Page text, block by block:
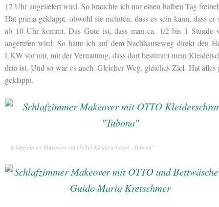
12 Uhr angeliefert wird. So brauchte ich nur einen halben Tag
Hat prima geklappt, obwohl sie meinten, dass es sein kann, dass er
ab 10 Uhr kommt. Das Gute ist, dass man ca. 1/2 bis 1 Stunde
angerufen wird. So hatte ich auf dem Nachhauseweg direkt den
LKW vor mir, mit der Vermutung, dass dort bestimmt mein
drin ist. Und so war es auch. Gleicher Weg, gleiches Ziel. Hat alles
geklappt.
Schlafzimmer Makeover mit OTTO Kleiderschrank „Tubona“